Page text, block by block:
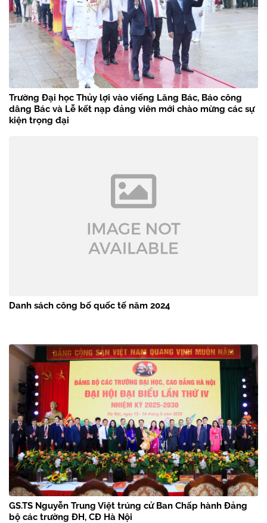
Trường Đại học Thủy lợi vào viếng Lăng Bác, Báo công
dâng Bác và Lễ kết nạp đảng viên mới chào mừng các sự
kiện trọng đại
Danh sách công bố quốc tế năm 2024
GS.TS Nguyễn Trung Việt trúng cử Ban Chấp hành Đảng
bộ các trường ĐH, CĐ Hà Nội